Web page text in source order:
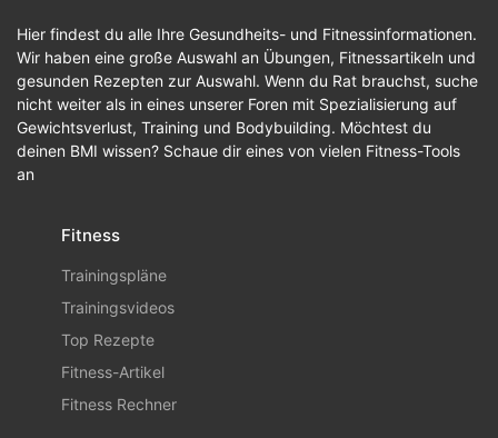
Hier findest du alle Ihre Gesundheits- und Fitnessinformationen.
Wir haben eine große Auswahl an Übungen, Fitnessartikeln und
gesunden Rezepten zur Auswahl. Wenn du Rat brauchst, suche
nicht weiter als in eines unserer Foren mit Spezialisierung auf
Gewichtsverlust, Training und Bodybuilding. Möchtest du
deinen BMI wissen? Schaue dir eines von vielen Fitness-Tools
an
Fitness
Trainingspläne
Trainingsvideos
Top Rezepte
Fitness-Artikel
Fitness Rechner